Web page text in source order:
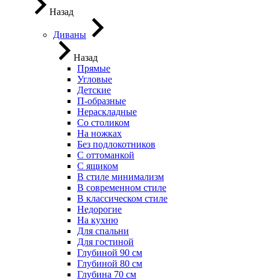
Назад
Диваны
Назад
Прямые
Угловые
Детские
П-образные
Нераскладные
Со столиком
На ножках
Без подлокотников
С оттоманкой
С ящиком
В стиле минимализм
В современном стиле
В классическом стиле
Недорогие
На кухню
Для спальни
Для гостиной
Глубиной 90 см
Глубиной 80 см
Глубина 70 см